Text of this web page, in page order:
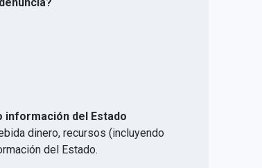
información del Estado
dinero, recursos (incluyendo
del Estado.